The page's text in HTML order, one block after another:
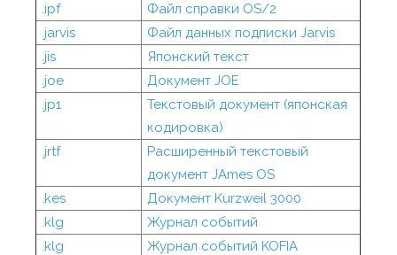
.ipf
Файл справки OS/2
.jarvis
Файл данных подписки Jarvis
.jis
Японский текст
.joe
Документ JOE
.jp1
Текстовый документ (японская
кодировка)
.jrtf
Расширенный текстовый
документ JAmes OS
.kes
Документ Kurzweil 3000
.klg
Журнал событий
.klg
Журнал событий KOFIA